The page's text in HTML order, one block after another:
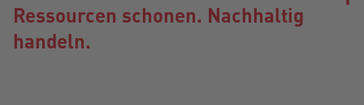
Ressourcen schonen. Nachhaltig
handeln.